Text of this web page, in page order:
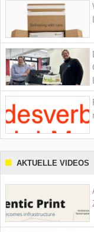
AKTUELLE VIDEOS